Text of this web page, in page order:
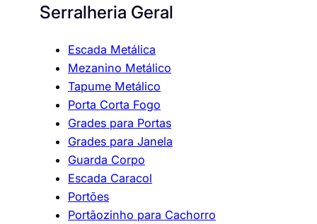
Serralheria Geral
Escada Metálica
Mezanino Metálico
Tapume Metálico
Porta Corta Fogo
Grades para Portas
Grades para Janela
Guarda Corpo
Escada Caracol
Portões
Portãozinho para Cachorro